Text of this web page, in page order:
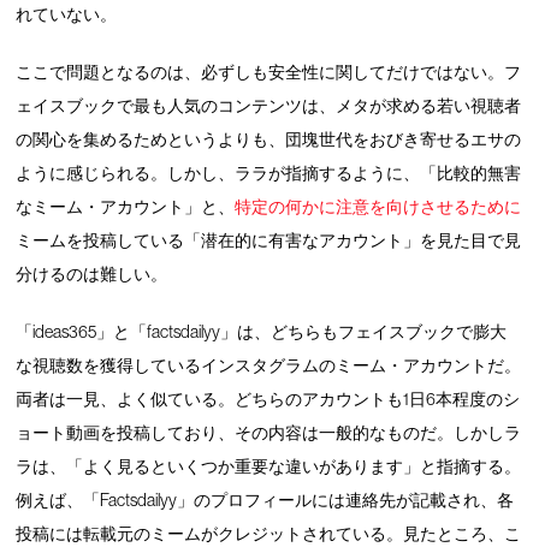
れていない。
ここで問題となるのは、必ずしも安全性に関してだけではない。フ
ェイスブックで最も人気のコンテンツは、メタが求める若い視聴者
の関心を集めるためというよりも、団塊世代をおびき寄せるエサの
ように感じられる。しかし、ララが指摘するように、「比較的無害
なミーム・アカウント」と、特定の何かに注意を向けさせるために
ミームを投稿している「潜在的に有害なアカウント」を見た目で見
分けるのは難しい。
「ideas365」と「factsdailyy」は、どちらもフェイスブックで膨大
な視聴数を獲得しているインスタグラムのミーム・アカウントだ。
両者は一見、よく似ている。どちらのアカウントも1日6本程度のシ
ョート動画を投稿しており、その内容は一般的なものだ。しかしラ
ラは、「よく見るといくつか重要な違いがあります」と指摘する。
例えば、「Factsdailyy」のプロフィールには連絡先が記載され、各
投稿には転載元のミームがクレジットされている。見たところ、こ